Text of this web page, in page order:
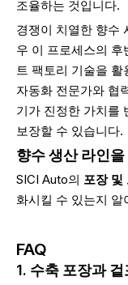
조율하는 것입니다.
경쟁이 치열한 향수
우 이 프로세스의
트 팩토리 기술을
자동화 전문가와 협
기가 진정한 가치를
보장할 수 있습니다.
향수 생산 라인
SICI Auto의 포장 및
화시킬 수 있는지 알
FAQ
1. 수축 포장과